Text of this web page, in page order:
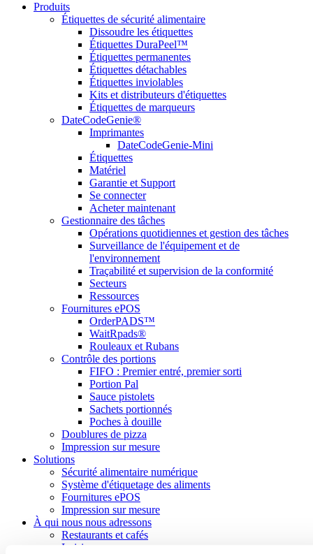
Produits
Étiquettes de sécurité alimentaire
Dissoudre les étiquettes
Étiquettes DuraPeel™
Étiquettes permanentes
Étiquettes détachables
Étiquettes inviolables
Kits et distributeurs d'étiquettes
Étiquettes de marqueurs
DateCodeGenie®
Imprimantes
DateCodeGenie-Mini
Étiquettes
Matériel
Garantie et Support
Se connecter
Acheter maintenant
Gestionnaire des tâches
Opérations quotidiennes et gestion des tâches
Surveillance de l'équipement et de
l'environnement
Traçabilité et supervision de la conformité
Secteurs
Ressources
Fournitures ePOS
OrderPADS™
WaitRpads®
Rouleaux et Rubans
Contrôle des portions
FIFO : Premier entré, premier sorti
Portion Pal
Sauce pistolets
Sachets portionnés
Poches à douille
Doublures de pizza
Impression sur mesure
Solutions
Sécurité alimentaire numérique
Système d'étiquetage des aliments
Fournitures ePOS
Impression sur mesure
À qui nous nous adressons
Restaurants et cafés
Loisir